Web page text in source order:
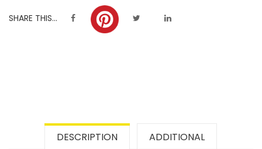
SHARE THIS...
DESCRIPTION ADDITIONAL